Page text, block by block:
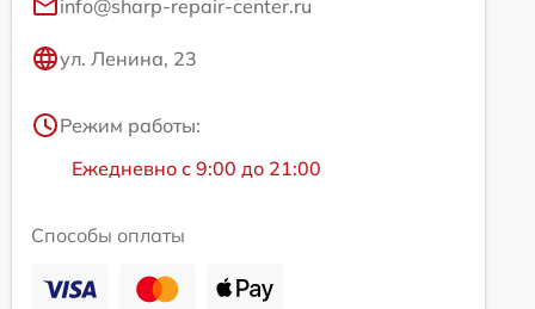
info@sharp-repair-center.ru
ул. Ленина, 23
Режим работы:
Ежедневно с 9:00 до 21:00
Способы оплаты